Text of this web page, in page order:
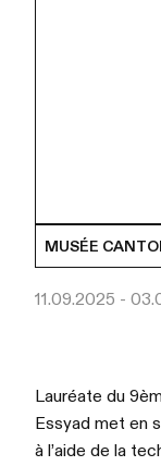
MUSÉE
11.09.2025 -
Lauréate du
Essyad met en
à l’aide de la